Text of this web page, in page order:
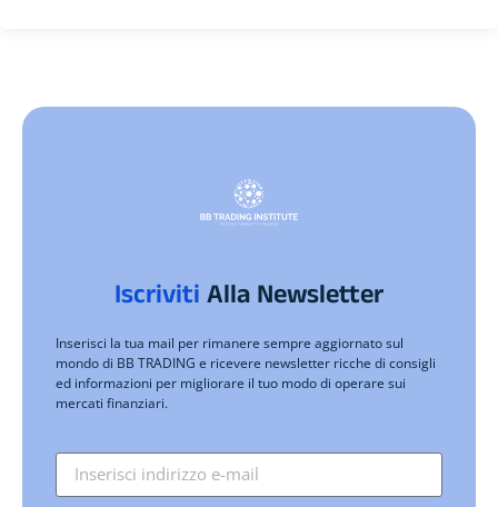
IscrivitiAlla Newsletter
Inserisci la tua mail per rimanere sempre aggiornato sul
mondo di BB TRADING e ricevere newsletter ricche di consigli
ed informazioni per migliorare il tuo modo di operare sui
mercati finanziari.